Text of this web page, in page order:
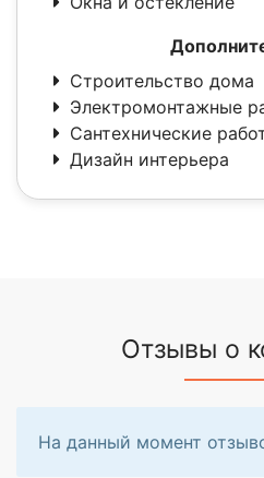
Строительство дома
Электромонтажные
Сантехнические
Дизайн интерьера
Отзывы о
На данный момент